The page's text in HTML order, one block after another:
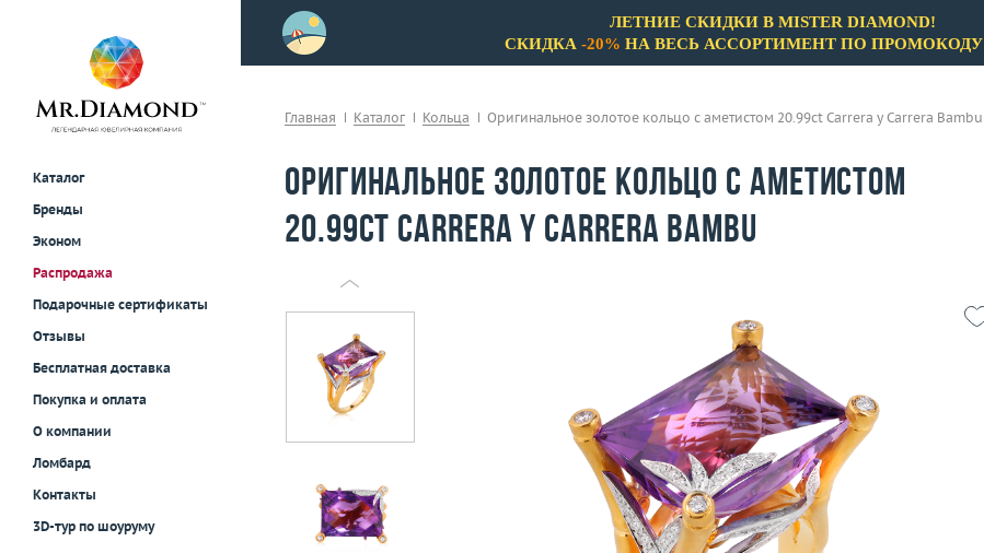
Каталог
Бренды
Эконом
Распродажа
Подарочные сертификаты
Отзывы
Бесплатная доставка
Покупка и оплата
О компании
Ломбард
Контакты
3D-тур по шоуруму
примерки!
ЛЕТНИЕ СКИДКИ В MISTER DIAMOND!
СКИДКА -20% НА ВЕСЬ АССОРТИМЕНТ ПО ПРОМОКОДУ
Главная Каталог Кольца Оригинальное золотое кольцо с аметистом 20.99ct Carrera y Carrera Bambu
Оригинальное золотое кольцо с аметистом
20.99ct Carrera y Carrera Bambu